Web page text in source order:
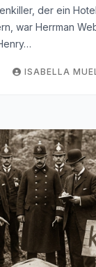
der ein
war Herrman
ISABELLA